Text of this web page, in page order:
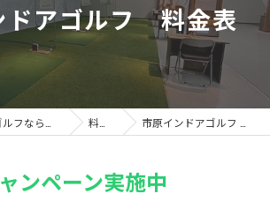
ドアゴルフ 料金表
料金表 市原インドアゴルフ 料金表
ンペーン実施中